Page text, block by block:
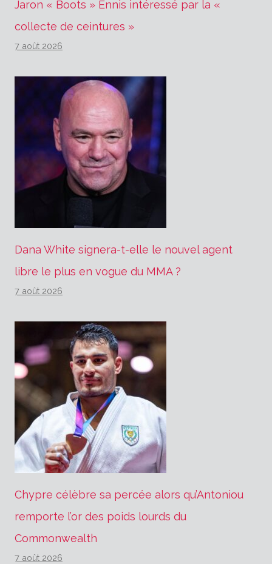
Jaron « Boots » Ennis intéressé par la «
collecte de ceintures »
7 août 2026
Dana White signera-t-elle le nouvel agent
libre le plus en vogue du MMA ?
7 août 2026
Chypre célèbre sa percée alors qu’Antoniou
remporte l’or des poids lourds du
Commonwealth
7 août 2026